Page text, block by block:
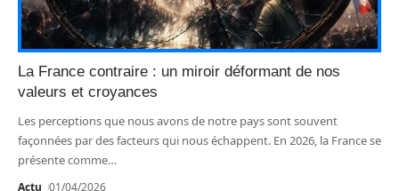
La France contraire : un miroir déformant de nos
valeurs et croyances
Les perceptions que nous avons de notre pays sont souvent
façonnées par des facteurs qui nous échappent. En 2026, la France se
présente comme…
Actu 01/04/2026